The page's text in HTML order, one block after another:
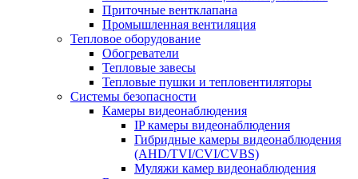
Приточные вентклапана
Промышленная вентиляция
Тепловое оборудование
Обогреватели
Тепловые завесы
Тепловые пушки и тепловентиляторы
Системы безопасности
Камеры видеонаблюдения
IP камеры видеонаблюдения
Гибридные камеры видеонаблюдения
(AHD/TVI/CVI/CVBS)
Муляжи камер видеонаблюдения